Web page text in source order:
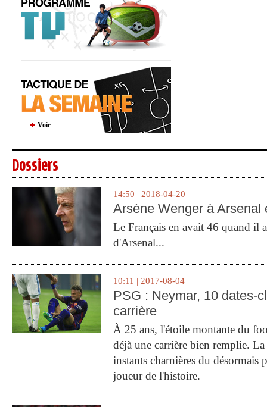
Voir
Dossiers
14:50 | 2018-04-20
Arsène Wenger à Arsenal
Le Français en avait 46 quand il
d'Arsenal...
10:11 | 2017-08-04
PSG : Neymar, 10 dates-
carrière
À 25 ans, l'étoile montante du
déjà une carrière bien remplie.
instants charnières du désormais
joueur de l'histoire.